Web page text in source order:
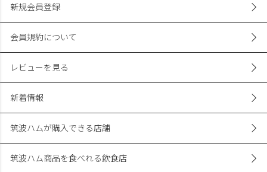
新規会員登録
会員規約について
レビューを見る
新着情報
筑波ハムが購入できる店舗
筑波ハム商品を食べれる飲食店